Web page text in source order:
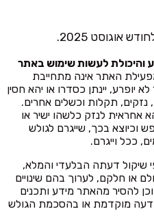
והיכולת לעשות שימוש באתר
האתר אינה מתחייבת
יופרע, יינתן כסדרו או יהא חסין
נזקים, תקלות וכשלים אחרים.
לנזק כלשהו ישיר או
וכיוצא בכך, שייגרם לגולש
ככל וייגרם.
שיקול דעתה הבלעדי והמלא,
או חלקם, לערוך בהם שינויים
להסיר מהאתר מידע ותכנים
מוקדמת או בהסכמת הגולש